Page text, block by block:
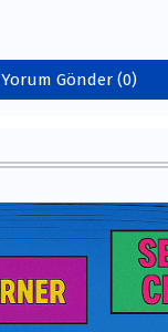
Yorum Gönder (0)